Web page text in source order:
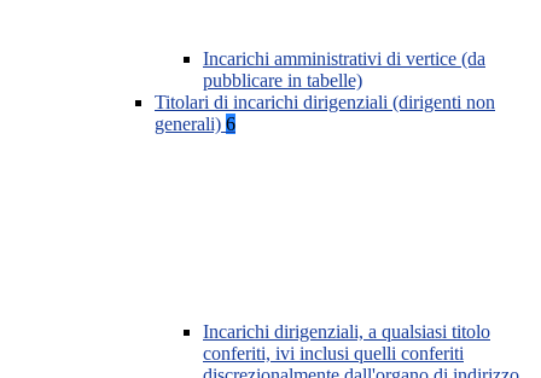
Incarichi amministrativi di vertice (da
pubblicare in tabelle)
Titolari di incarichi dirigenziali (dirigenti non
generali) 6
Incarichi dirigenziali, a qualsiasi titolo
conferiti, ivi inclusi quelli conferiti